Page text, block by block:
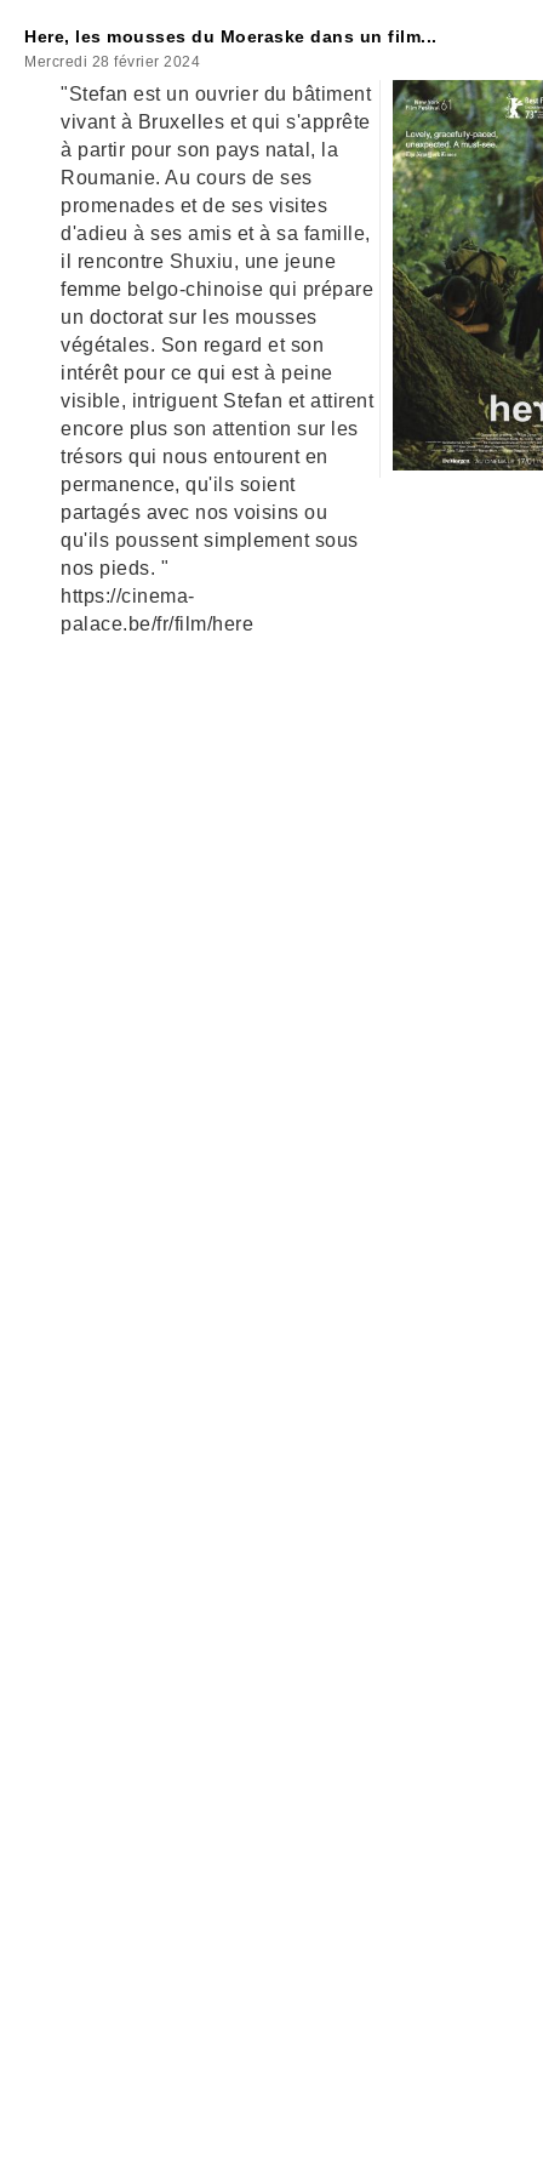
Here, les mousses du Moeraske dans un film...
Mercredi 28 février 2024
"Stefan est un ouvrier du bâtiment
vivant à Bruxelles et qui s'apprête
à partir pour son pays natal, la
Roumanie. Au cours de ses
promenades et de ses visites
d'adieu à ses amis et à sa famille,
il rencontre Shuxiu, une jeune
femme belgo-chinoise qui prépare
un doctorat sur les mousses
végétales. Son regard et son
intérêt pour ce qui est à peine
visible, intriguent Stefan et attirent
encore plus son attention sur les
trésors qui nous entourent en
permanence, qu'ils soient
partagés avec nos voisins ou
qu'ils poussent simplement sous
nos pieds. "
https://cinema-
palace.be/fr/film/here